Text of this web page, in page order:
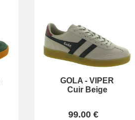
GOLA -VIPER
Cuir Beige
99.00 €